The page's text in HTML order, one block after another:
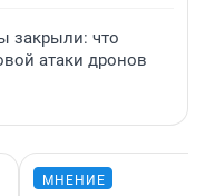
закрыли: что
атаки дронов
МНЕНИЕ